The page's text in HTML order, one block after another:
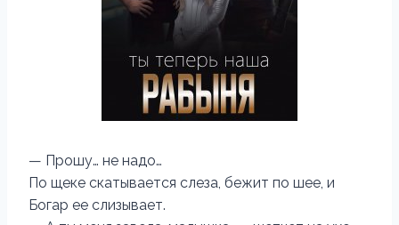
— Прошу… не надо…
По щеке скатывается слеза, бежит по шее, и
Богар ее слизывает.